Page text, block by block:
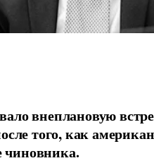
внеплановую
того, как
чиновника.